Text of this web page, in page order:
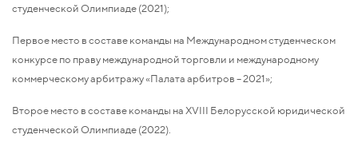
студенческой Олимпиаде (2021);
Первое место в составе команды на Международном студенческом
конкурсе по праву международной торговли и международному
коммерческому арбитражу «Палата арбитров – 2021»;
Второе место в составе команды на XVIII Белорусской юридической
студенческой Олимпиаде (2022).